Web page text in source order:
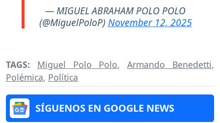
— MIGUEL ABRAHAM POLO POLO
(@MiguelPoloP) November 12, 2025
TAGS: Miguel Polo Polo,Armando Benedetti,
Polémica, Política
SÍGUENOS EN GOOGLE NEWS